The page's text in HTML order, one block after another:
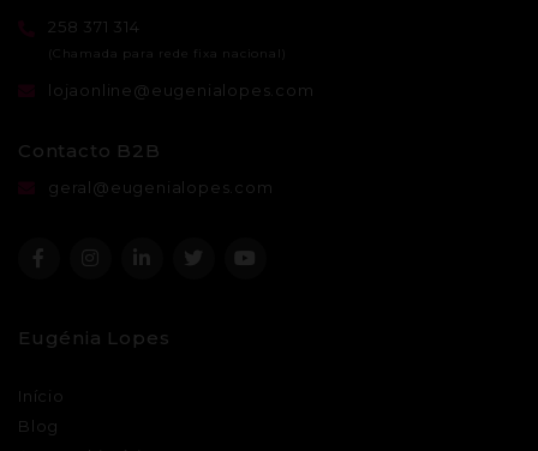
258 371 314
lojaonline@eugenialopes.com
Contacto B2B
geral@eugenialopes.com
Eugénia Lopes
Início
Blog